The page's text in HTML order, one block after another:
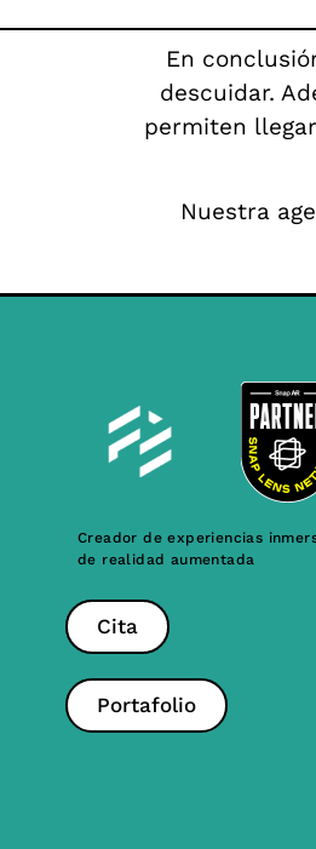
En
descuidar.
permiten
Nuestra
Creador de experiencias
de realidad aumentada
Cita
Portafolio